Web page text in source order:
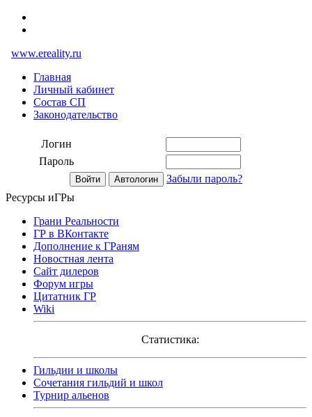
www.ereality.ru
Главная
Личный кабинет
Состав СП
Законодательство
Логин
Пароль
Забыли пароль?
Ресурсы иГРы
Грани Реальности
ГР в ВКонтакте
Дополнение к ГРаням
Новостная лента
Сайт дилеров
Форум игры
Цитатник ГР
Wiki
Статистика:
Гильдии и школы
Сочетания гильдий и школ
Турнир альенов